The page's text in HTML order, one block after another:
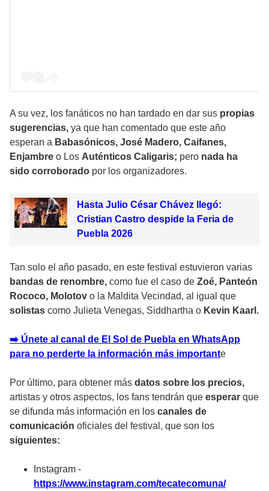
A su vez, los fanáticos no han tardado en dar sus propias
sugerencias, ya que han comentado que este año
esperan a Babasónicos, José Madero, Caifanes,
Enjambre o Los Auténticos Caligaris; pero nada ha
sido corroborado por los organizadores.
Hasta Julio César Chávez llegó:
Cristian Castro despide la Feria de
Puebla 2026
Tan solo el año pasado, en este festival estuvieron varias
bandas de renombre, como fue el caso de Zoé, Panteón
Rococo, Molotov o la Maldita Vecindad, al igual que
solistas como Julieta Venegas, Siddhartha o Kevin Kaarl.
➡️ Únete al canal de El Sol de Puebla en WhatsApp
para no perderte la información más importante
Por último, para obtener más datos sobre los precios,
artistas y otros aspectos, los fans tendrán que esperar que
se difunda más información en los canales de
comunicación oficiales del festival, que son los
siguientes:
Instagram -
https://www.instagram.com/tecatecomuna/